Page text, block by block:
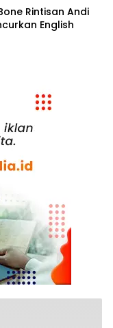
Rintisan Andi
English